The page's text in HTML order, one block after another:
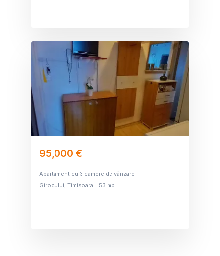
Apartament cu 3 camere de vânzare
95,000 €
Girocului, Timisoara 53 mp